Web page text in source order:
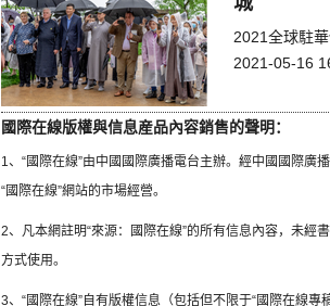
2021全球駐
2021-05-16
國際在線版權與信息産品內容銷售的聲明：
1、“國際在線”由中國國際廣播電台主辦。經中國國際
“國際在線”網站的市場經營。
2、凡本網註明“來源：國際在線”的所有信息內容，未經
方式使用。
3、“國際在線”自有版權信息（包括但不限于“國際在線專